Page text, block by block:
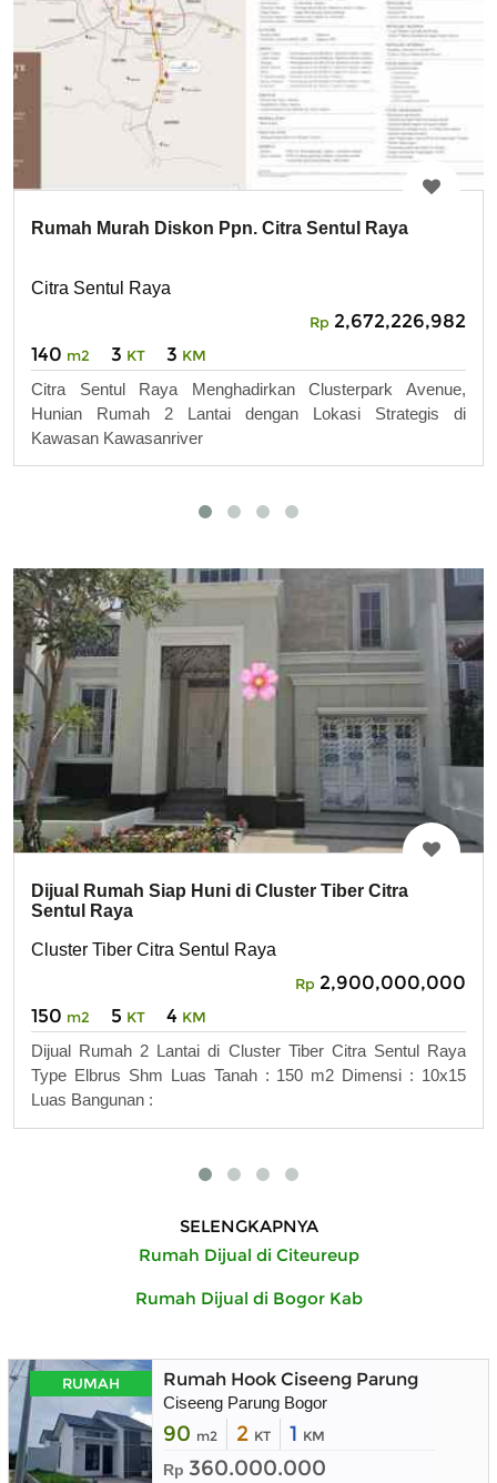
Rumah Murah Diskon Ppn. Citra Sentul Raya
Citra Sentul Raya
Rp 2,672,226,982
140 m2 3 KT 3 KM
Citra Sentul Raya Menghadirkan Clusterpark Avenue,
Hunian Rumah 2 Lantai dengan Lokasi Strategis di
Kawasan Kawasanriver
Dijual Rumah Siap Huni di Cluster Tiber Citra
Sentul Raya
Cluster Tiber Citra Sentul Raya
Rp 2,900,000,000
150 m2 5 KT 4 KM
Dijual Rumah 2 Lantai di Cluster Tiber Citra Sentul Raya
Type Elbrus Shm Luas Tanah : 150 m2 Dimensi : 10x15
Luas Bangunan :
SELENGKAPNYA
Rumah Dijual di Citeureup
Rumah Dijual di Bogor Kab
RUMAH Rumah Hook Ciseeng Parung
Ciseeng Parung Bogor
90 m2 2 KT 1 KM
Rp 360.000.000